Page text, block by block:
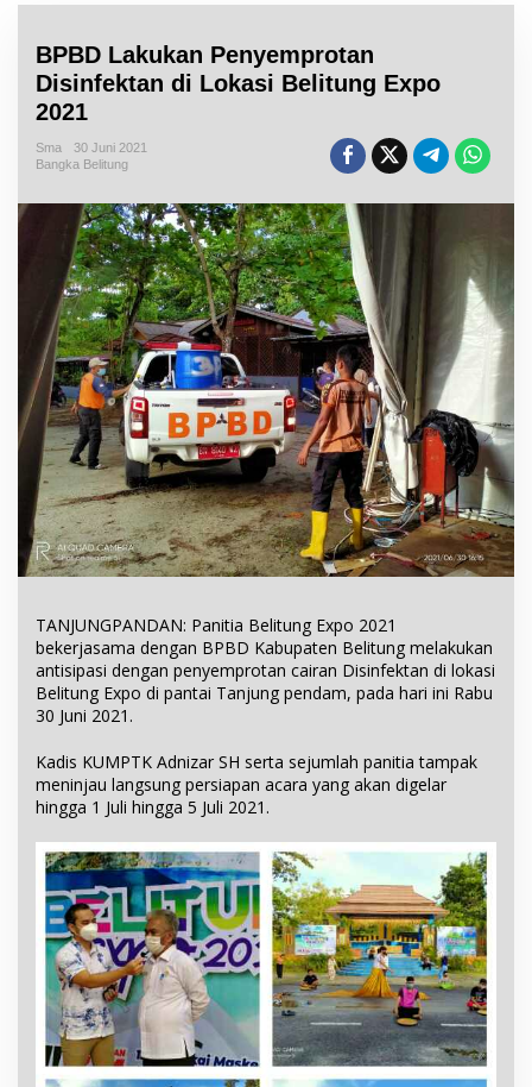
BPBD Lakukan Penyemprotan
Disinfektan di Lokasi Belitung Expo
2021
Sma
30 Juni 2021
Bangka Belitung
TANJUNGPANDAN: Panitia Belitung Expo 2021
bekerjasama dengan BPBD Kabupaten Belitung melakukan
antisipasi dengan penyemprotan cairan Disinfektan di lokasi
Belitung Expo di pantai Tanjung pendam, pada hari ini Rabu
30 Juni 2021.
Kadis KUMPTK Adnizar SH serta sejumlah panitia tampak
meninjau langsung persiapan acara yang akan digelar
hingga 1 Juli hingga 5 Juli 2021.